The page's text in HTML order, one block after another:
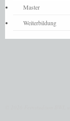
Master
Weiterbildung